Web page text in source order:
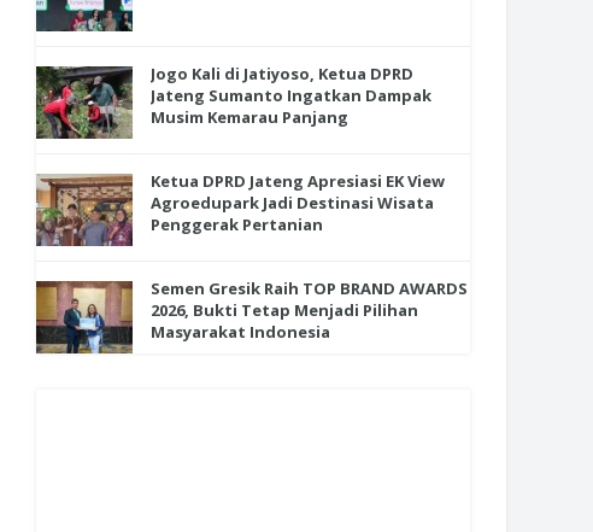
Jogo Kali di Jatiyoso, Ketua DPRD
Jateng Sumanto Ingatkan Dampak
Musim Kemarau Panjang
Ketua DPRD Jateng Apresiasi EK View
Agroedupark Jadi Destinasi Wisata
Penggerak Pertanian
Semen Gresik Raih TOP BRAND AWARDS
2026, Bukti Tetap Menjadi Pilihan
Masyarakat Indonesia